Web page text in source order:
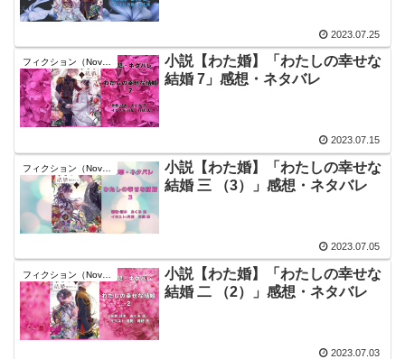
2023.07.25
小説【わた婚】「わたしの幸せな
結婚 7」感想・ネタバレ
2023.07.15
小説【わた婚】「わたしの幸せな
結婚 三 （3）」感想・ネタバレ
2023.07.05
小説【わた婚】「わたしの幸せな
結婚 二 （2）」感想・ネタバレ
2023.07.03